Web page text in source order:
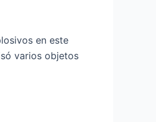
en este
varios objetos